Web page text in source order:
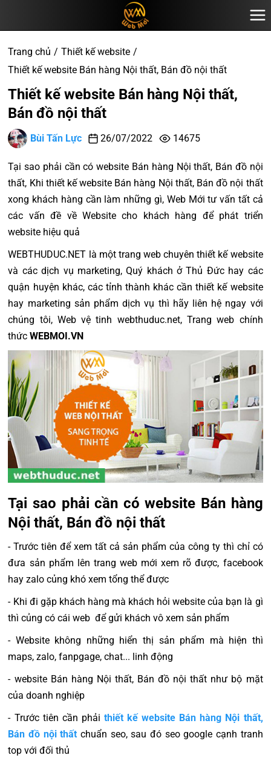
Trang chủ
Thiết kế website
Thiết kế website Bán hàng Nội thất, Bán đồ nội thất
Thiết kế website Bán hàng Nội thất,
Bán đồ nội thất
Bùi Tấn Lực 26/07/2022 14675
Tại sao phải cần có website Bán hàng Nội thất, Bán đồ nội
thất, Khi thiết kế website Bán hàng Nội thất, Bán đồ nội thất
xong khách hàng cần làm những gì, Web Mới tư vấn tất cả
các vấn đề về Website cho khách hàng để phát triển
website hiệu quả
WEBTHUDUC.NET là một trang web chuyên thiết kế website
và các dịch vụ marketing, Quý khách ở Thủ Đức hay các
quận huyện khác, các tỉnh thành khác cần thiết kế website
hay marketing sản phẩm dịch vụ thì hãy liên hệ ngay với
chúng tôi, Web vệ tinh webthuduc.net, Trang web chính
thứcWEBMOI.VN
Tại sao phải cần có website Bán hàng
Nội thất, Bán đồ nội thất
- Trước tiên để xem tất cả sản phẩm của công ty thì chỉ có
đưa sản phẩm lên trang web mới xem rõ được, facebook
hay zalo củng khó xem tổng thể được
- Khi đi gặp khách hàng mà khách hỏi website của bạn là gì
thì củng có cái web để gửi khách vô xem sản phẩm
- Website không những hiển thị sản phẩm mà hiện thì
maps, zalo, fanpgage, chat... linh động
- website Bán hàng Nội thất, Bán đồ nội thất như bộ mặt
của doanh nghiệp
- Trước tiên cần phải thiết kế website Bán hàng Nội thất,
Bán đồ nội thất chuẩn seo, sau đó seo google cạnh tranh
top với đối thủ